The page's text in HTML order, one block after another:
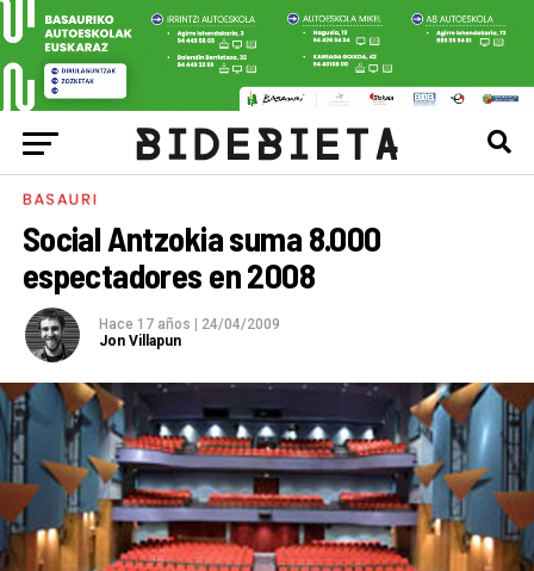
BASAURI
Social Antzokia suma 8.000
espectadores en 2008
Hace 17 años
24/04/2009
Jon Villapun